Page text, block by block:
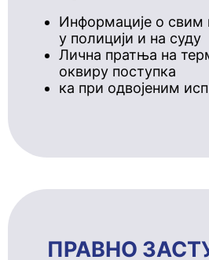
Информације о свим
у полицији и на суду
Лична пратња на
оквиру поступка
ка при одвојеним
ПРАВНО